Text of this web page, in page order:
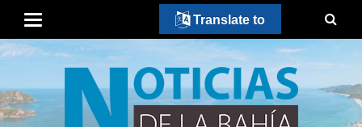
Translate to